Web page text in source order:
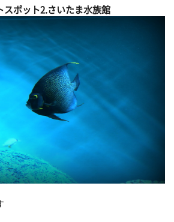
スポット2.さいたま水族館